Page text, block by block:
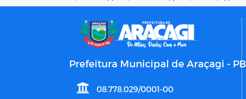
Prefeitura Municipal de Araçagi - PB
08.778.029/0001-00